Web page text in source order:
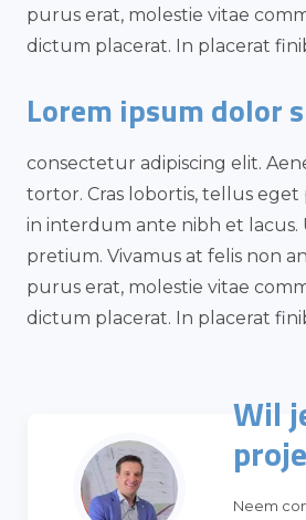
purus erat, molestie vitae
dictum placerat. In placerat
Lorem ipsum dolor
consectetur adipiscing elit.
tortor. Cras lobortis, tellus
in interdum ante nibh et lacus.
pretium. Vivamus at felis non
purus erat, molestie vitae
dictum placerat. In placerat
Wil
Neem